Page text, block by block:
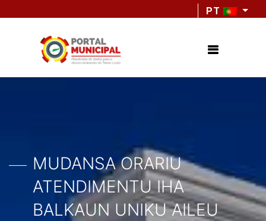
PT
MUDANSA ORARIU
ATENDIMENTU IHA
BALKAUN UNIKU AILEU